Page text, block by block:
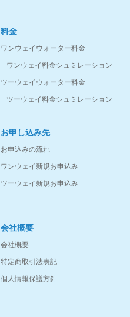
料金
ワンウェイウォーター料金
ワンウェイ料金シュミレーション
ツーウェイウォーター料金
ツーウェイ料金シュミレーション
お申し込み先
お申込みの流れ
ワンウェイ新規お申込み
ツーウェイ新規お申込み
会社概要
会社概要
特定商取引法表記
個人情報保護方針